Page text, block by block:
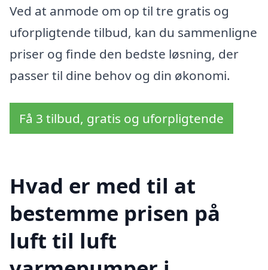
Ved at anmode om op til tre gratis og
uforpligtende tilbud, kan du sammenligne
priser og finde den bedste løsning, der
passer til dine behov og din økonomi.
Få 3 tilbud, gratis og uforpligtende
Hvad er med til at
bestemme prisen på
luft til luft